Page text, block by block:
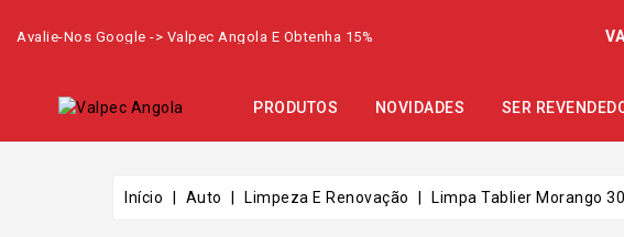
Avalie-Nos Google -> Valpec Angola E Obtenha 15%
PRODUTOS NOVIDADES SER
Início Auto Limpeza E Renovação Limpa Tablier Morango